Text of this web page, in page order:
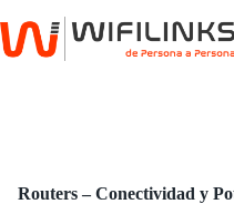
al
contenido
Routers – Conectividad y